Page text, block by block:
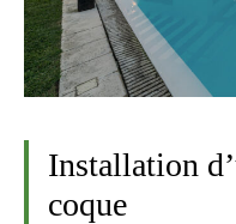
Installation
coque